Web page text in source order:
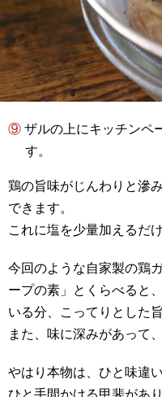
⑨ ザルの上にキッチンペーパーを敷き、こしたら完成で
す。
鶏の旨味がじんわりと滲
できます。
これに塩を少量加えるだ
今回のような自家製の鶏
ープの素」とくらべると
いる分、こってりとした
また、味に深みがあって
やはり本物は、ひと味違い
ひと手間かける甲斐があり